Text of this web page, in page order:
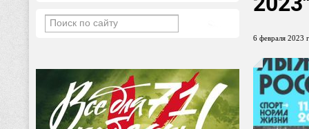
6 февраля 2023